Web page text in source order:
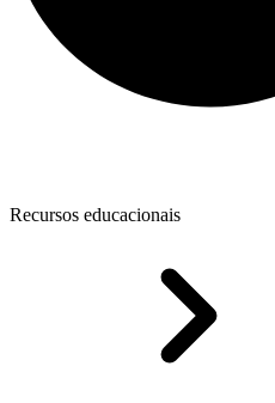
Recursos educacionais